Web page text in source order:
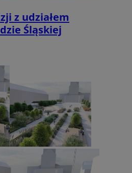
z udziałem
Śląskiej